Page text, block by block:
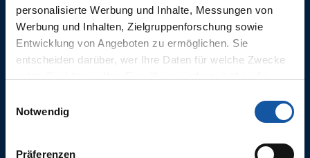
personalisierte Werbung und Inhalte, Messungen von
Werbung und Inhalten, Zielgruppenforschung sowie
Entwicklung von Angeboten zu ermöglichen. Sie
entscheiden darüber, wer Ihre Daten für welche Zwecke
Trigger Symbol ändern oder widerrufen
Notwendig
Präferenzen